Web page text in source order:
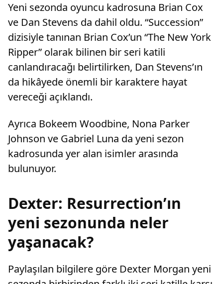
Yeni sezonda oyuncu kadrosuna Brian Cox
ve Dan Stevens da dahil oldu. “Succession”
dizisiyle tanınan Brian Cox’un “The New York
Ripper” olarak bilinen bir seri katili
canlandıracağı belirtilirken, Dan Stevens’ın
da hikâyede önemli bir karaktere hayat
vereceği açıklandı.
Ayrıca Bokeem Woodbine, Nona Parker
Johnson ve Gabriel Luna da yeni sezon
kadrosunda yer alan isimler arasında
bulunuyor.
Dexter: Resurrection’ın
yeni sezonunda neler
yaşanacak?
Paylaşılan bilgilere göre Dexter Morgan yeni